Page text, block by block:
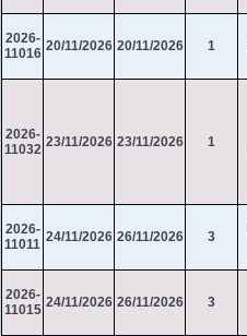
2026-
11016 20/11/2026 20/11/2026 1
2026-
11032 23/11/2026 23/11/2026 1
2026-
11011 24/11/2026 26/11/2026 3
2026-
11015 24/11/2026 26/11/2026 3